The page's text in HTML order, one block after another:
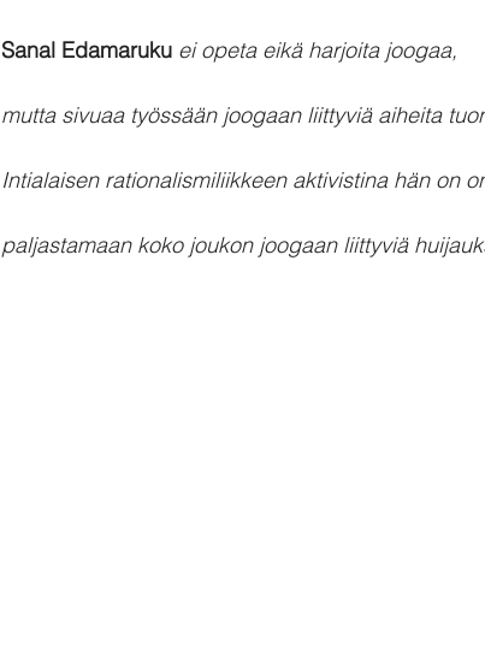
Sanal Edamaruku ei opeta eikä harjoita joogaa,
mutta sivuaa työssään joogaan liittyviä aiheita
Intialaisen rationalismiliikkeen aktivistina hän on
paljastamaan koko joukon joogaan liittyviä